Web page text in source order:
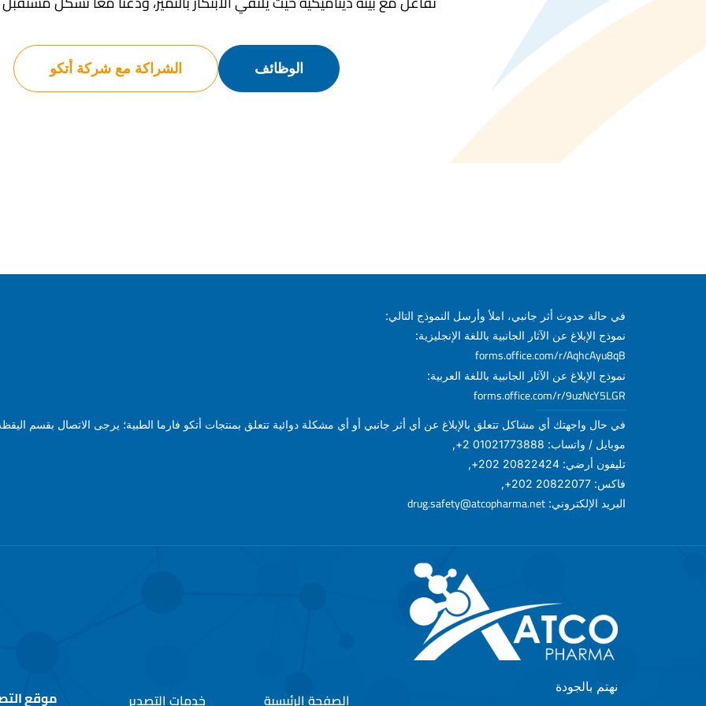
الوظائف الشراكة مع شركة أتكو
في حالة حدوث أثر جانبي، املأ وأرسل النموذج التالي:
نموذج الإبلاغ عن الآثار الجانبية باللغة الإنجليزية:
forms.office.com/r/AqhcAyu8qB
نموذج الإبلاغ عن الآثار الجانبية باللغة العربية:
forms.office.com/r/9uzNcY5LGR
في حال واجهتك أي مشاكل تتعلق بالإبلاغ عن أي أثر جانبي أو أي مشكلة دوائية تتعلق بمنتجات أتكو فارما الطبية؛ يرجى الاتصال بقسم اليقظة
موبايل / واتساب: 01021773888 2+,
تليفون أرضي: 20822424 202+,
فاكس: 20822077 202+,
البريد الإلكتروني: drug.safety@atcopharma.net
نهتم بالجودة
الصفحة الرئيسية خدمات التصدير موقع